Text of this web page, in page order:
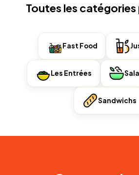
Toutes les
Fast Food
Les Entrées
Sandwichs